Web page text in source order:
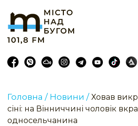
Головна / Новини / Ховав
сіні: на Вінниччині чоловік
односельчанина